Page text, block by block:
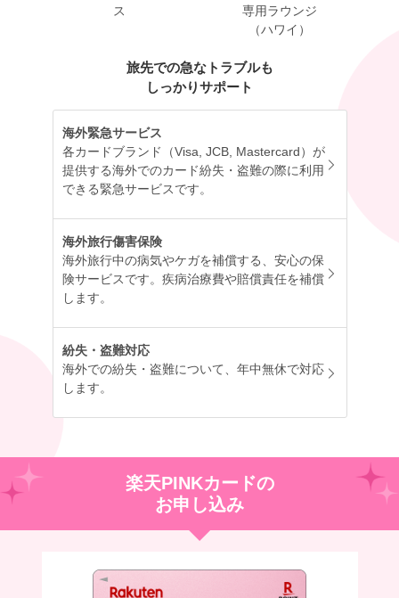
ス
専用ラウンジ
（ハワイ）
旅先での急なトラブルも
しっかりサポート
海外緊急サービス
各カードブランド（Visa, JCB, Mastercard）が
提供する海外でのカード紛失・盗難の際に利用
できる緊急サービスです。
海外旅行傷害保険
海外旅行中の病気やケガを補償する、安心の保
険サービスです。疾病治療費や賠償責任を補償
します。
紛失・盗難対応
海外での紛失・盗難について、年中無休で対応
します。
楽天PINKカードの
お申し込み